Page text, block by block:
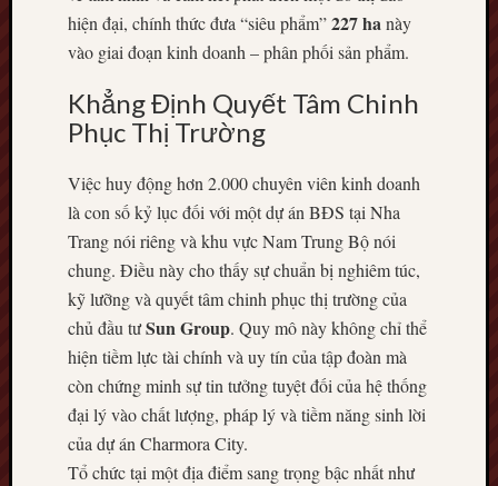
hiện đại, chính thức đưa “siêu phẩm”227 hanày
vào giai đoạn kinh doanh – phân phối sản phẩm.
Khẳng Định Quyết Tâm Chinh
Phục Thị Trường
Việc huy động hơn 2.000 chuyên viên kinh doanh
là con số kỷ lục đối với một dự án BĐS tại Nha
Trang nói riêng và khu vực Nam Trung Bộ nói
chung. Điều này cho thấy sự chuẩn bị nghiêm túc,
kỹ lưỡng và quyết tâm chinh phục thị trường của
chủ đầu tưSun Group. Quy mô này không chỉ thể
hiện tiềm lực tài chính và uy tín của tập đoàn mà
còn chứng minh sự tin tưởng tuyệt đối của hệ thống
đại lý vào chất lượng, pháp lý và tiềm năng sinh lời
của dự án Charmora City.
Tổ chức tại một địa điểm sang trọng bậc nhất như